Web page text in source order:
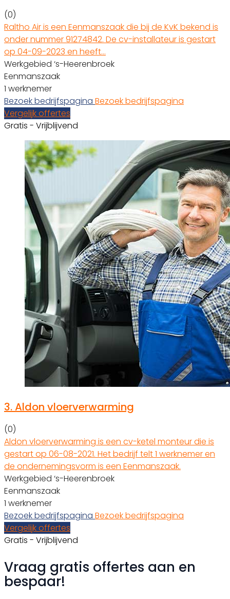
(0)
Raltho Air is een Eenmanszaak die bij de KvK bekend is
onder nummer 91274842. De cv-installateur is gestart
op 04-09-2023 en heeft…
Werkgebied ‘s-Heerenbroek
Eenmanszaak
1 werknemer
Bezoek bedrijfspagina Bezoek bedrijfspagina
Vergelijk offertes
Gratis - Vrijblijvend
3.Aldon vloerverwarming
(0)
Aldon vloerverwarming is een cv-ketel monteur die is
gestart op 06-08-2021. Het bedrijf telt 1 werknemer en
de ondernemingsvorm is een Eenmanszaak.
Werkgebied ‘s-Heerenbroek
Eenmanszaak
1 werknemer
Bezoek bedrijfspagina Bezoek bedrijfspagina
Vergelijk offertes
Gratis - Vrijblijvend
Vraag gratis offertes aan en
bespaar!